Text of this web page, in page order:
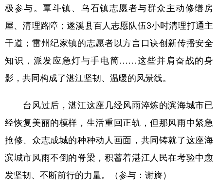
极参与。覃斗镇、乌石镇志愿者与群众主动修缮房
屋、清理路障；遂溪县百人志愿队伍3小时清理打通主
干道；雷州纪家镇的志愿者以方言口诀创新传播安全
知识，派发应急灯与手电筒……这些并肩奋战的身
影，共同构成了湛江坚韧、温暖的风景线。
台风过后，湛江这座几经风雨淬炼的滨海城市已
经恢复美丽的模样，生活重回正轨，但那风雨中紧急
抢修、众志成城的种种动人画面，共同铸就了这座海
滨城市风雨不倒的脊梁，积蓄着湛江人民在考验中愈
发坚韧、不断前行的力量。（参与：谢旖）